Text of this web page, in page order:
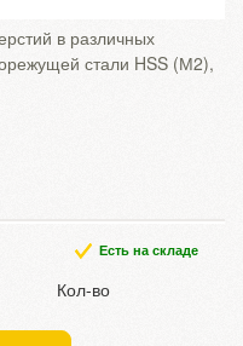
в различных
стали HSS (М2),
Есть на складе
Кол-во